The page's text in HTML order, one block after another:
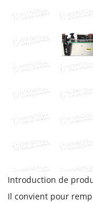
Introduction de
Il convient pour